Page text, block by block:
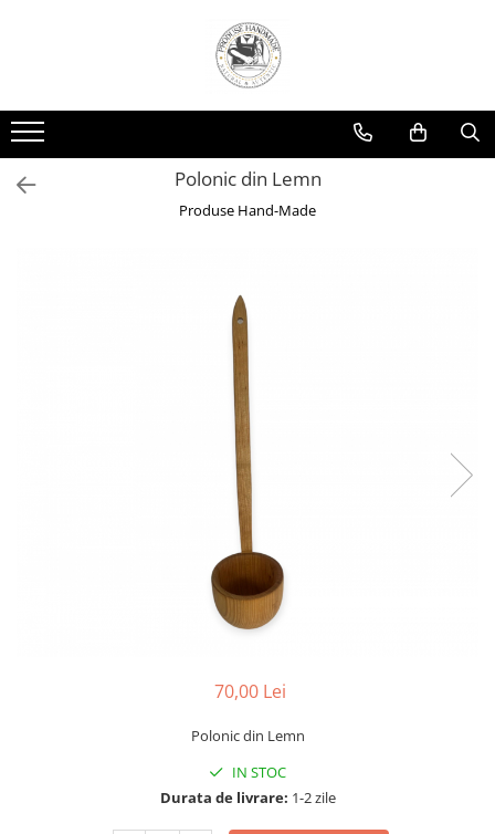
Polonic din Lemn
Produse Hand-Made
70,00 Lei
Polonic din Lemn
IN STOC
Durata de livrare: 1-2 zile